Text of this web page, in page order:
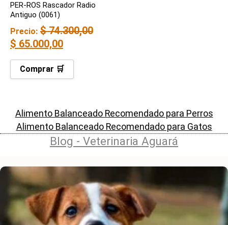
PER-ROS Rascador Radio
Antiguo (0061)
Precio: $74.300,00
$ 65.000,00
Comprar 🛒
Alimento Balanceado Recomendado para Perros
Alimento Balanceado Recomendado para Gatos
Blog - Veterinaria Aguará